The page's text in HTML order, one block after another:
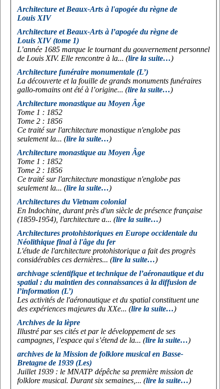
Architecture et Beaux-Arts à l'apogée du règne de
Louis XIV
Architecture et Beaux-Arts à l’apogée du règne de
Louis XIV (tome 1)
L’année 1685 marque le tournant du gouvernement personnel
de Louis XIV. Elle rencontre à la... (lire la suite…)
Architecture funéraire monumentale (L’)
La découverte et la fouille de grands monuments funéraires
gallo-romains ont été à l’origine... (lire la suite…)
Architecture monastique au Moyen Âge
Tome 1 : 1852
Tome 2 : 1856
Ce traité sur l'architecture monastique n'englobe pas
seulement la... (lire la suite…)
Architecture monastique au Moyen Âge
Tome 1 : 1852
Tome 2 : 1856
Ce traité sur l'architecture monastique n'englobe pas
seulement la... (lire la suite…)
Architectures du Vietnam colonial
En Indochine, durant près d'un siècle de présence française
(1859-1954), l'architecture a... (lire la suite…)
Architectures protohistoriques en Europe occidentale du
Néolithique final à l'âge du fer
L'étude de l'architecture protohistorique a fait des progrès
considérables ces dernières... (lire la suite…)
archivage scientifique et technique de l’aéronautique et du
spatial : du maintien des connaissances à la diffusion de
l’information (L’)
Les activités de l'aéronautique et du spatial constituent une
des expériences majeures du XXe... (lire la suite…)
Archives de la lèpre
Illustré par ses cités et par le développement de ses
campagnes, l’espace qui s’étend de la... (lire la suite…)
archives de la Mission de folklore musical en Basse-
Bretagne de 1939 (Les)
Juillet 1939 : le MNATP dépêche sa première mission de
folklore musical. Durant six semaines,... (lire la suite…)